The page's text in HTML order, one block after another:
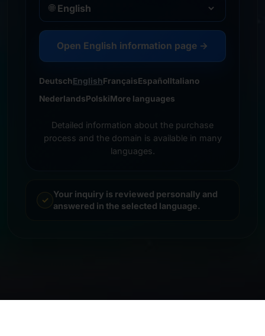
🌐
Open English information page →
DeutschEnglishFrançaisEspañolItaliano
NederlandsPolskiMore languages
Detailed information about the purchase
process and the domain is available in many
languages.
Your inquiry is reviewed personally and
answered in the selected language.